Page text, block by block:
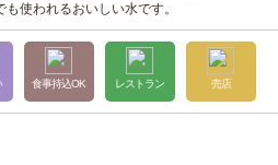
使われるおいしい水です。
食事持込OK レストラン 売店